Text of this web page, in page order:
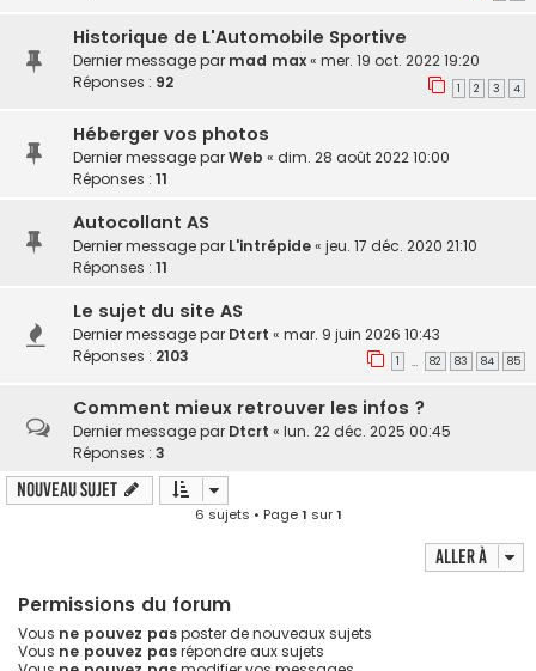
Historique de L'Automobile Sportive
Dernier message par mad max« mer. 19 oct. 2022 19:20
Réponses : 92 1 2 3 4
Héberger vos photos
Dernier message parWeb « dim. 28 août 2022 10:00
Réponses : 11
Autocollant AS
Dernier message par L'intrépide« jeu. 17 déc. 2020 21:10
Réponses : 11
Le sujet du site AS
Dernier message par Dtcrt « mar. 9 juin 2026 10:43
Réponses : 2103 1 … 82 83 84 85
Comment mieux retrouver les infos ?
Dernier message par Dtcrt « lun. 22 déc. 2025 00:45
Réponses : 3
Nouveau sujet
6 sujets • Page1 sur1
Aller à
Permissions du forum
Vous ne pouvez pasposter de nouveaux sujets
Vous ne pouvez pasrépondre aux sujets